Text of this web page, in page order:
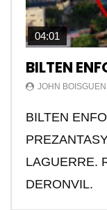
04:01
BILTEN
JOHN
BILTEN
LAGUERRE.
DERONVIL.